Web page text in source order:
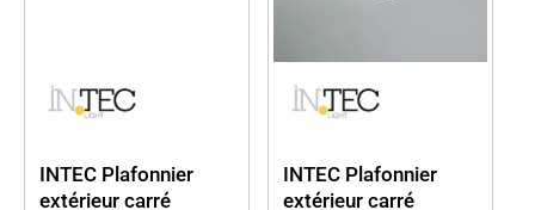
INTEC Plafonnier
extérieur carré
INTEC Plafonnier
extérieur carré